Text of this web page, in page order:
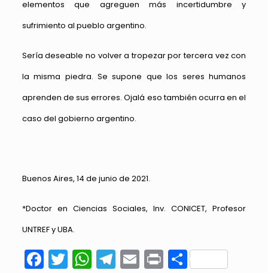
elementos que agreguen más incertidumbre y
sufrimiento al pueblo argentino.
Sería deseable no volver a tropezar por tercera vez con
la misma piedra. Se supone que los seres humanos
aprenden de sus errores. Ojalá eso también ocurra en el
caso del gobierno argentino.
Buenos Aires, 14 de junio de 2021.
*Doctor en Ciencias Sociales, Inv. CONICET, Profesor
UNTREF y UBA.
Facebook
Twitter
WhatsApp
Telegram
Email
Print